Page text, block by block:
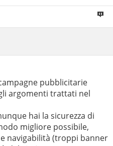
pubblicitarie
argomenti trattati nel
hai la sicurezza di
migliore possibile,
navigabilità (troppi banner